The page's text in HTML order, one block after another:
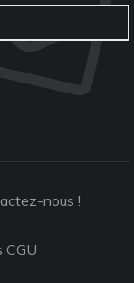
nous !
CGU